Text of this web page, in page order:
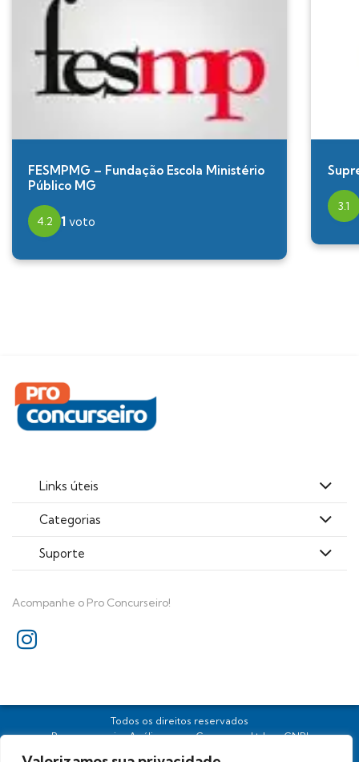
FESMPMG – Fundação Escola Ministério
Público MG
4.2 1 voto
3.1
Links úteis
Categorias
Suporte
Acompanhe o Pro Concurseiro!
Todos os direitos reservados
Proconcurseiro Análises para Concursos Ltda. - CNPJ